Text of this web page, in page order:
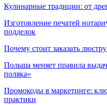
Кулинарные традиции: от
Изготовление печатей
подделок
Почему стоит заказать люстру
Польша меняет правила
поляка»
Промокоды в маркетинге:
практики